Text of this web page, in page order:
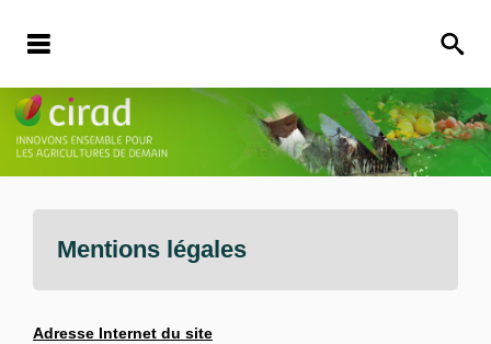
Mentions légales
Adresse Internet du site